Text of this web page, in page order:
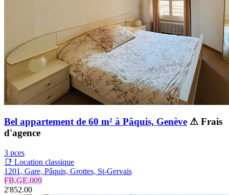
Bel appartement de 60 m² à Pâquis, Genève ⚠ Frais
d'agence
3 pces
📑 Location classique
1201, Gare, Pâquis, Grottes, St-Gervais
FB.GE.009
2'852.00